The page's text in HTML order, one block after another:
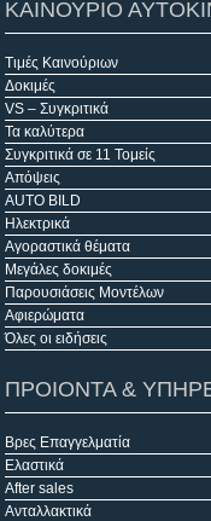
ΚΑΙΝΟΥΡΙΟ
Τιμές Καινούριων
Δοκιμές
VS – Συγκριτικά
Τα καλύτερα
Συγκριτικά σε 11 Τομείς
Απόψεις
AUTO BILD
Ηλεκτρικά
Αγοραστικά θέματα
Μεγάλες δοκιμές
Παρουσιάσεις Μοντέλων
Αφιερώματα
Όλες οι ειδήσεις
ΠΡΟΙΟΝΤΑ &
Βρες Επαγγελματία
Ελαστικά
After sales
Ανταλλακτικά